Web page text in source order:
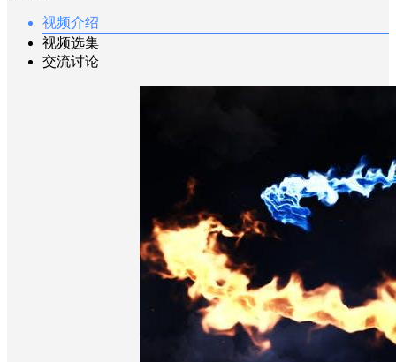
视频介绍
视频选集
交流讨论